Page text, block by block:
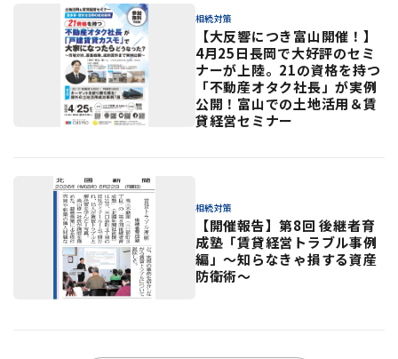
相続対策
【大反響につき富山開催！】
4月25日長岡で大好評のセミ
ナーが上陸。21の資格を持つ
「不動産オタク社長」が実例
公開！富山での土地活用＆賃
貸経営セミナー
相続対策
【開催報告】第8回 後継者育
成塾「賃貸経営トラブル事例
編」〜知らなきゃ損する資産
防衛術〜